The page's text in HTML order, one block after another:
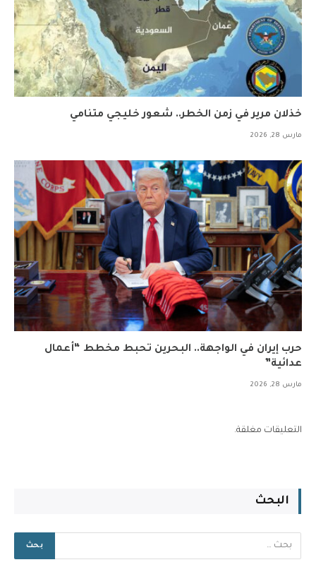
خذلان مرير في زمن الخطر.. شعور خليجي متنامي
مارس 28, 2026
حرب إيران في الواجهة.. البحرين تحبط مخطط “أعمال
عدائية”
مارس 28, 2026
التعليقات مغلقة.
البحث